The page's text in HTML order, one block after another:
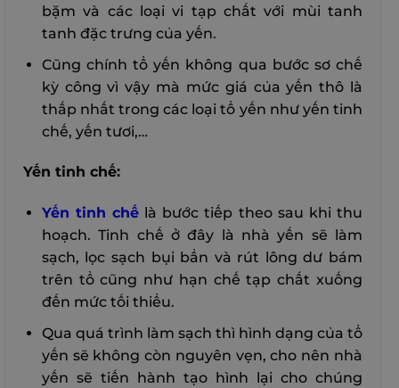
bặm và các loại vi tạp chất với mùi tanh
tanh đặc trưng của yến.
Cũng chính tổ yến không qua bước sơ chế
kỳ công vì vậy mà mức giá của yến thô là
thấp nhất trong các loại tổ yến như yến tinh
chế, yến tươi,…
Yến tinh chế:
Yến tinh chế là bước tiếp theo sau khi thu
hoạch. Tinh chế ở đây là nhà yến sẽ làm
sạch, lọc sạch bụi bẩn và rút lông dư bám
trên tổ cũng như hạn chế tạp chất xuống
đến mức tối thiểu.
Qua quá trình làm sạch thì hình dạng của tổ
yến sẽ không còn nguyên vẹn, cho nên nhà
yến sẽ tiến hành tạo hình lại cho chúng